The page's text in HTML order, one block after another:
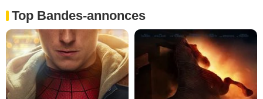
Top Bandes-annonces